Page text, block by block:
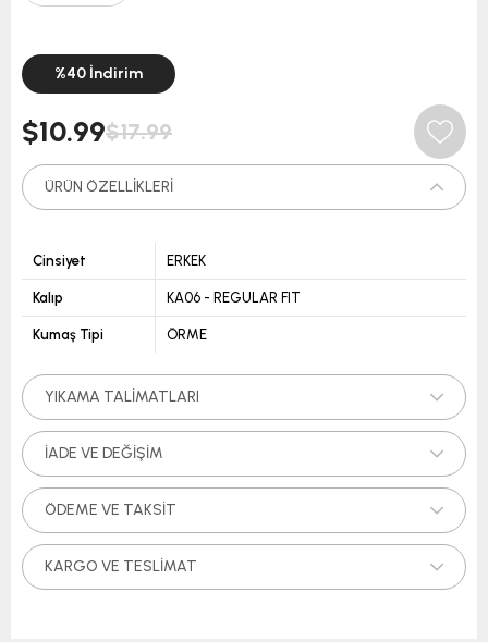
%40 İndirim
$17.99
$10.99
ÜRÜN ÖZELLIKLERI
Cinsiyet ERKEK
Kalıp KA06 - REGULAR FIT
Kumaş Tipi ÖRME
YIKAMA TALIMATLARI
İADE VE DEĞIŞIM
ÖDEME VE TAKSIT
KARGO VE TESLIMAT